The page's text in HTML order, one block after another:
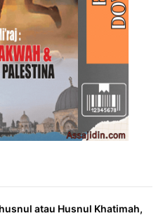
atau Husnul Khatimah,